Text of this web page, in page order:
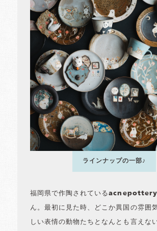
ラインナップの一部♪
福岡県で作陶されている
ん。最初に見た時、どこか異国の雰囲
しい表情の動物たちとなんとも言えな